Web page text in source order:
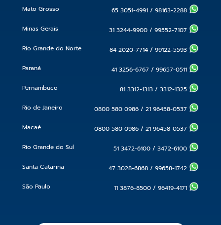
Mato Grosso 65 3051-4991 /98163-2288
Minas Gerais 31 3244-9900 /99552-7107
Rio Grande do Norte 84 2020-7714 /99122-5593
Paraná 41 3256-6767 /99657-0511
Pernambuco 81 3312-1313 /3312-1325
Rio de Janeiro 0800 580 0986 /21 96458-0537
Macaé 0800 580 0986 /21 96458-0537
Rio Grande do Sul 51 3472-6100 /3472-6100
Santa Catarina 47 3028-6868 /99658-1742
São Paulo 11 3876-8500 /96419-4171